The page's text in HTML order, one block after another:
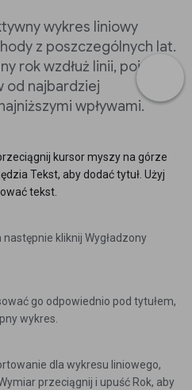
wykres liniowy
z poszczególnych lat.
rok wzdłuż linii, pojawi
od najbardziej
wpływami.
kursor myszy na górze
Tekst, aby dodać tytuł. Użyj
tekst.
kliknij Wygładzony
go odpowiednio pod tytułem,
wykres.
dla wykresu liniowego,
przeciągnij i upuść Rok, aby